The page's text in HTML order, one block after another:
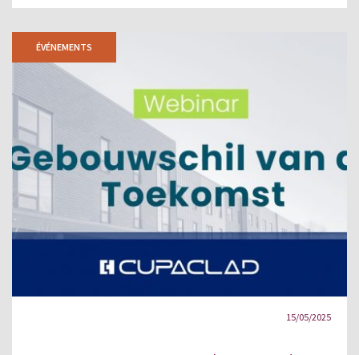
ÉVÉNEMENTS
15/05/2025